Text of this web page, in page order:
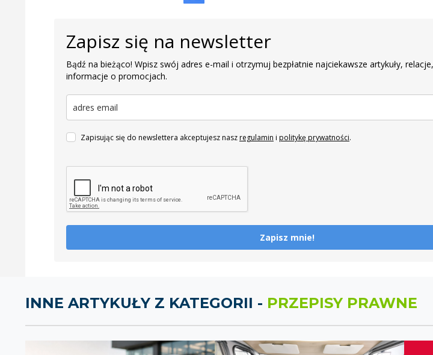
Zapisz się na newsletter
Bądź na bieżąco! Wpisz swój adres e-mail i otrzymuj bezpłatnie najciekawsze artykuły,
informacje o promocjach.
Zapisując się do newslettera akceptujesz naszregulamin i politykę prywatności.
Zapisz mnie!
INNE ARTYKUŁY Z KATEGORII - PRZEPISY PRAWNE